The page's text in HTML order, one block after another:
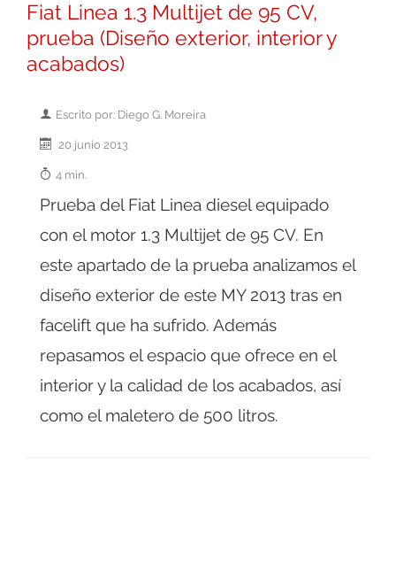
Fiat Linea 1.3 Multijet de 95 CV,
prueba (Diseño exterior, interior y
acabados)
Escrito por: Diego G. Moreira
20 junio 2013
4 min.
Prueba del Fiat Linea diesel equipado
con el motor 1.3 Multijet de 95 CV. En
este apartado de la prueba analizamos el
diseño exterior de este MY 2013 tras en
facelift que ha sufrido. Además
repasamos el espacio que ofrece en el
interior y la calidad de los acabados, así
como el maletero de 500 litros.